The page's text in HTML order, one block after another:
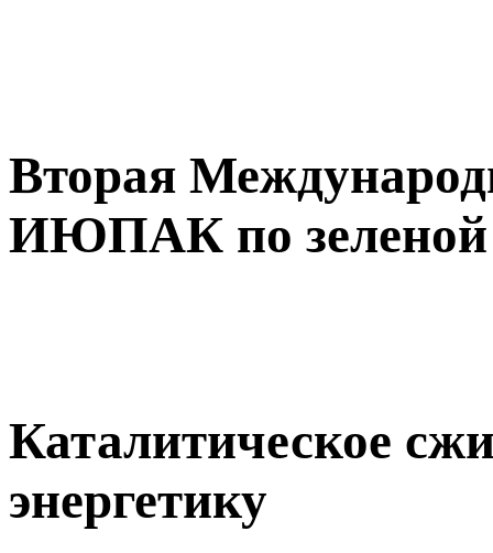
Вторая
ИЮПАК по
Каталитическое
энергетику